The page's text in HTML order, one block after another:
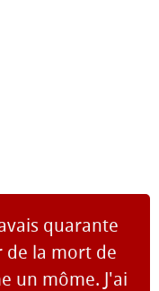
quarante
de la mort de
un môme. J'ai